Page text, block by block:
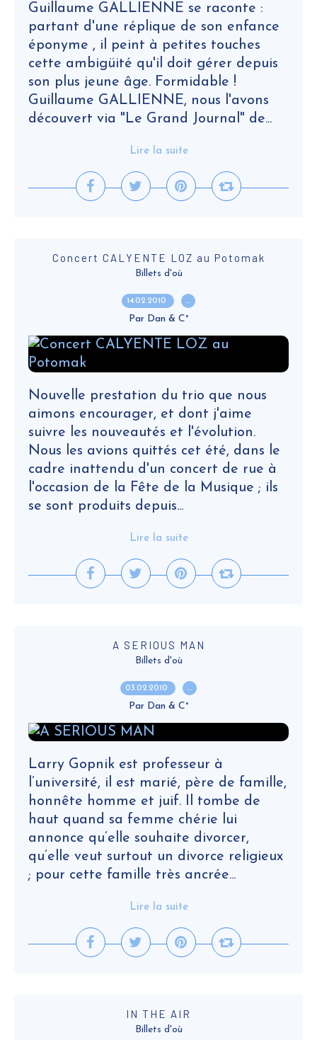
Guillaume GALLIENNE se raconte :
partant d'une réplique de son enfance
éponyme , il peint à petites touches
cette ambigüité qu'il doit gérer depuis
son plus jeune âge. Formidable !
Guillaume GALLIENNE, nous l'avons
découvert via "Le Grand Journal" de...
Lire la suite
Concert CALYENTE LOZ au Potomak
Billets d'où
14.02.2010 …
Par Dan & C°
Nouvelle prestation du trio que nous
aimons encourager, et dont j'aime
suivre les nouveautés et l'évolution.
Nous les avions quittés cet été, dans le
cadre inattendu d'un concert de rue à
l'occasion de la Fête de la Musique ; ils
se sont produits depuis...
Lire la suite
A SERIOUS MAN
Billets d'où
03.02.2010 …
Par Dan & C°
Larry Gopnik est professeur à
l’université, il est marié, père de famille,
honnête homme et juif. Il tombe de
haut quand sa femme chérie lui
annonce qu’elle souhaite divorcer,
qu’elle veut surtout un divorce religieux
; pour cette famille très ancrée...
Lire la suite
IN THE AIR
Billets d'où